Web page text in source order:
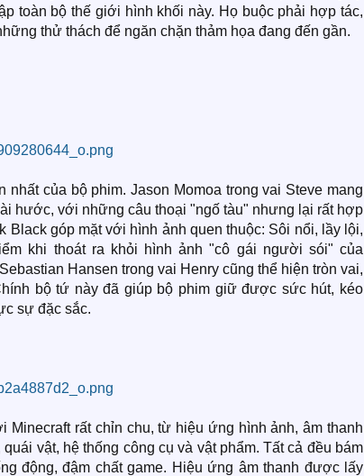
toàn bộ thế giới hình khối này. Họ buộc phải hợp tác,
thử thách để ngăn chặn thảm họa đang đến gần.
của bộ phim. Jason Momoa trong vai Steve mang
hước, với những câu thoại "ngố tàu" nhưng lại rất hợp
Black góp mặt với hình ảnh quen thuộc: Sôi nổi, lầy lội,
khi thoát ra khỏi hình ảnh "cô gái người sói" của
Hansen trong vai Henry cũng thể hiện tròn vai,
bộ tứ này đã giúp bộ phim giữ được sức hút, kéo
sự đặc sắc.
Minecraft rất chỉn chu, từ hiệu ứng hình ảnh, âm thanh
vật, hệ thống công cụ và vật phẩm. Tất cả đều bám
động, đậm chất game. Hiệu ứng âm thanh được lấy